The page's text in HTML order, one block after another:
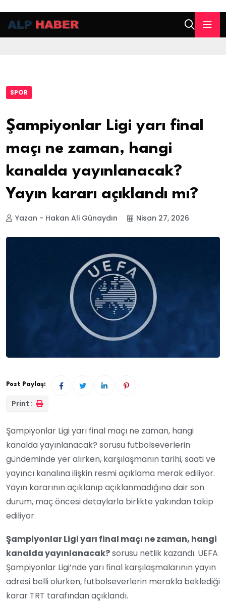
SPOR
Şampiyonlar Ligi yarı final
maçı ne zaman, hangi
kanalda yayınlanacak?
Yayın kararı açıklandı mı?
Yazan - Hakan Ali Günaydın Nisan 27, 2026
Post Paylaş:
Print :
Şampiyonlar Ligi yarı final maçı ne zaman, hangi
kanalda yayınlanacak? sorusu futbolseverlerin
gündeminde yer alırken, karşılaşmanın tarihi, saati ve
yayıncı kanalına ilişkin resmi açıklama merak ediliyor.
Yayın kararının açıklanıp açıklanmadığına dair son
durum, maç öncesi detaylarla birlikte yakından takip
ediliyor.
Şampiyonlar Ligi yarı final maçı ne zaman, hangi
kanalda yayınlanacak?sorusu netlik kazandı. UEFA
Şampiyonlar Ligi’nde yarı final karşılaşmalarının yayın
adresi belli olurken, futbolseverlerin merakla beklediği
karar TRT tarafından açıklandı.